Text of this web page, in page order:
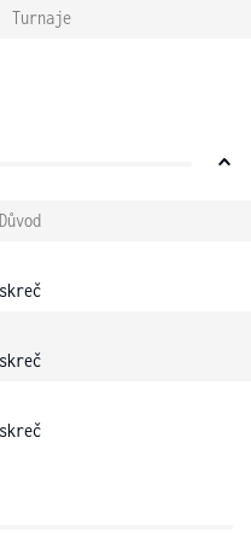
Turnaje
Důvod
skreč
skreč
skreč